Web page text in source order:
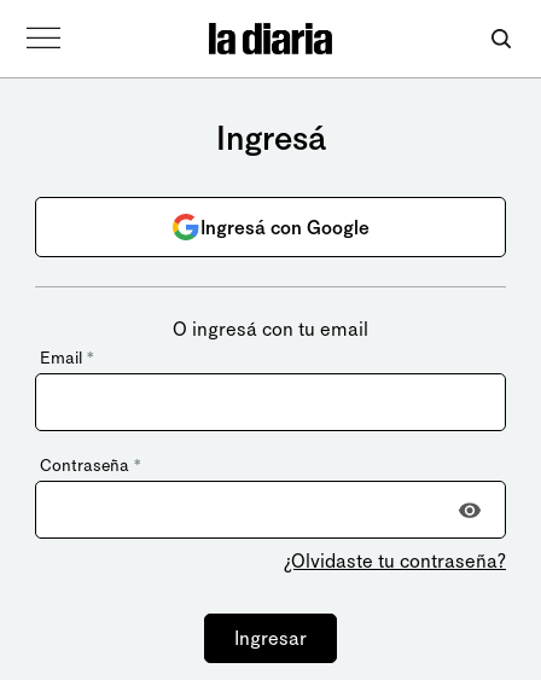
Ingresá
Ingresá con Google
O ingresá con tu email
Email *
Contraseña *
¿Olvidaste tu contraseña?
Ingresar